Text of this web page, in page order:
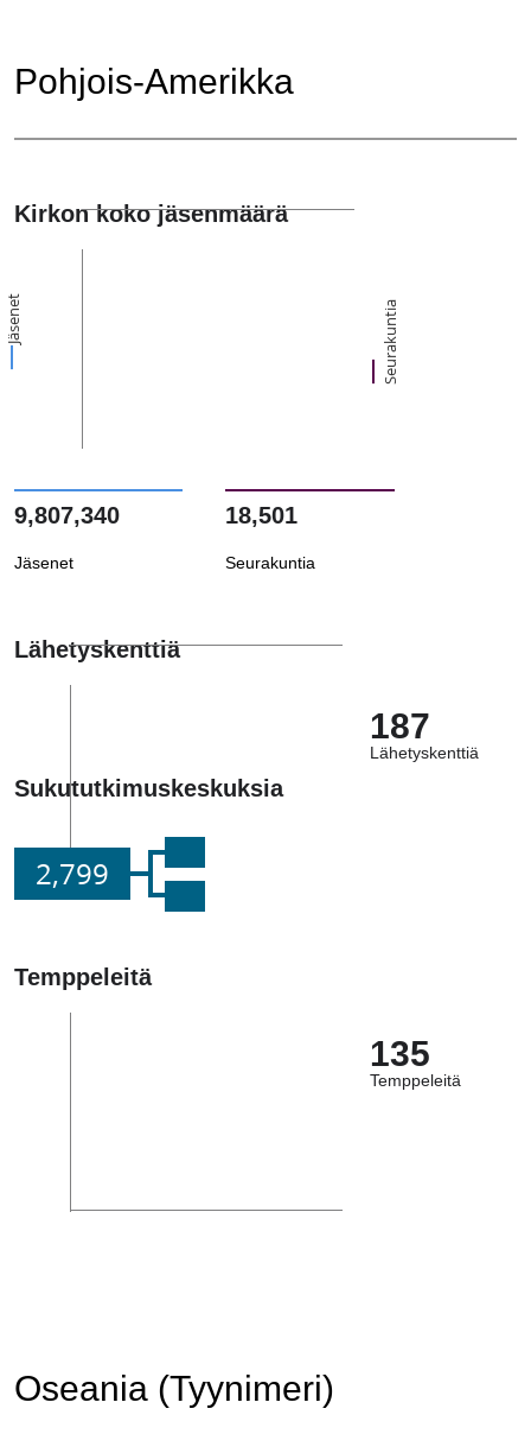
Pohjois-Amerikka
Kirkon koko jäsenmäärä
Jäsenet Seurakuntia
9,807,340
Jäsenet
18,501
Seurakuntia
Lähetyskenttiä
187
Lähetyskenttiä
Sukututkimuskeskuksia
2,799
Temppeleitä
135
Temppeleitä
Oseania (Tyynimeri)